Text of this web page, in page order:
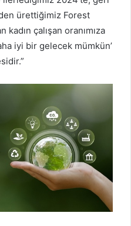
ürettiğimiz Forest
kadın çalışan oranımıza
iyi bir gelecek mümkün’